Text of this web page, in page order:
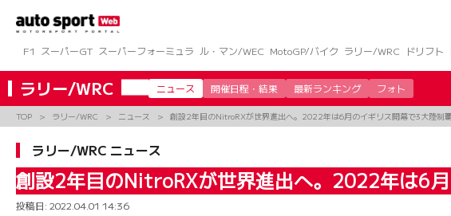
ツ
へ
ス
キ
ッ
F1
スーパーGT スーパーフォーミュラ ル・マン/WEC MotoGP/バイク ラリー/WRC ドリフト
ラリー/WRC ニュース 開催日程・結果 最新ランキング フォト
TOP ラリー/WRC ニュース 創設2年目のNitroRXが世界進出へ。2022年は6月のイギリス開幕で3大陸制
ラリー/WRC ニュース
創設2年目のNitroRXが世界進出へ。2022年は6
投稿日: 2022.04.01 14:36